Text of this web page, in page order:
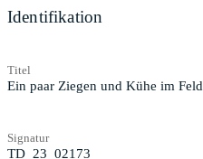
Identifikation
Titel
Ein paar Ziegen und Kühe im Feld
Signatur
TD_23_02173